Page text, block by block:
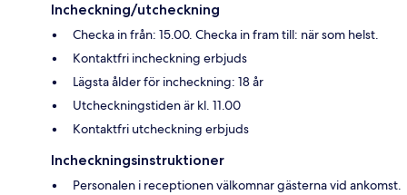
Incheckning/utcheckning
Checka in från: 15.00. Checka in fram till: när som helst.
Kontaktfri incheckning erbjuds
Lägsta ålder för incheckning: 18 år
Utcheckningstiden är kl. 11.00
Kontaktfri utcheckning erbjuds
Incheckningsinstruktioner
Personalen i receptionen välkomnar gästerna vid ankomst.